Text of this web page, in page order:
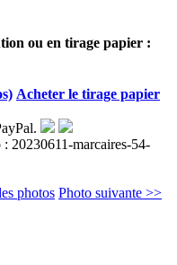
ou en tirage papier :
Acheter le tirage papier
: 20230611-marcaires-54-
photos Photo suivante >>